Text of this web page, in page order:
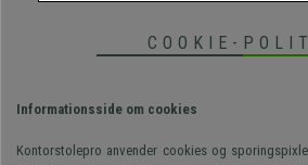
COOKIE-
Informationsside om cookies
Kontorstolepro anvender cookies og